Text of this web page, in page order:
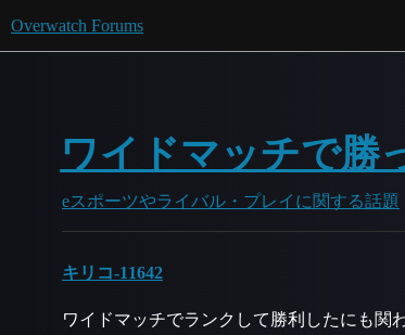
Overwatch Forums
ワイドマッチで勝
eスポーツやライバル・プレイに関する話題
キリコ-11642
ワイドマッチでランクして勝利したにも関